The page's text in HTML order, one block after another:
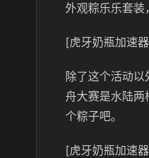
外观粽乐乐套装
[虎牙奶瓶加速
除了这个活动
舟大赛是水陆两
个粽子吧。
[虎牙奶瓶加速